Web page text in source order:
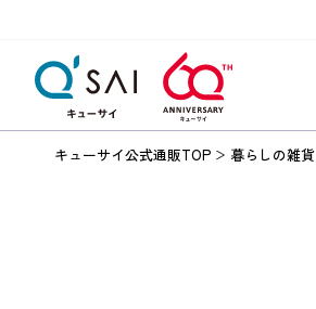
キューサイ公式通販TOP 暮らしの雑貨